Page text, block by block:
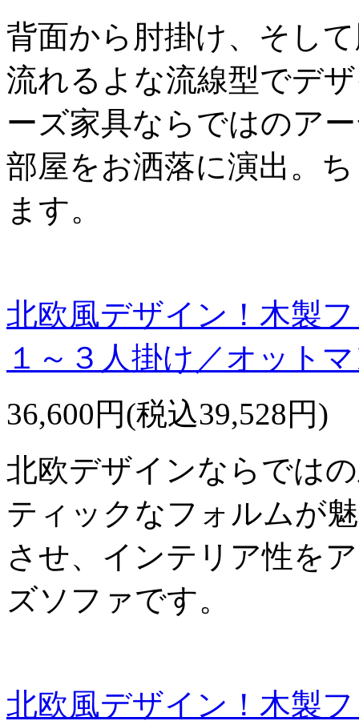
背面から肘掛け、そし
流れるよな流線型でデ
ーズ家具ならではのア
部屋をお洒落に演出。
ます。
北欧風デザイン！木製
１～３人掛け／オット
36,600円(税込39,528円)
北欧デザインならでは
ティックなフォルムが
させ、インテリア性を
ズソファです。
北欧風デザイン！木製